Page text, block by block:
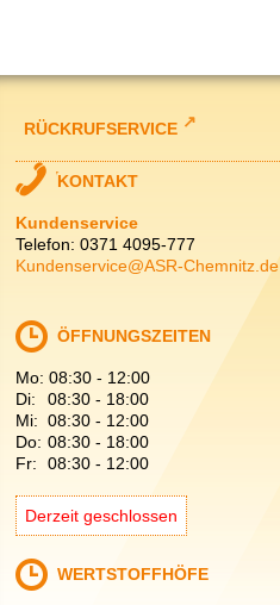
RÜCKRUFSERVICE
KONTAKT
Kundenservice
Telefon: 0371 4095-777
Kundenservice@ASR-Chemnitz.de
ÖFFNUNGSZEITEN
Mo: 08:30- 12:00
Di:
08:30- 18:00
Mi: 08:30- 12:00
Do: 08:30- 18:00
Fr:
08:30- 12:00
Derzeit geschlossen
WERTSTOFFHÖFE